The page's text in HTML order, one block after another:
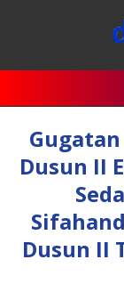
Dusun II
Dusun II